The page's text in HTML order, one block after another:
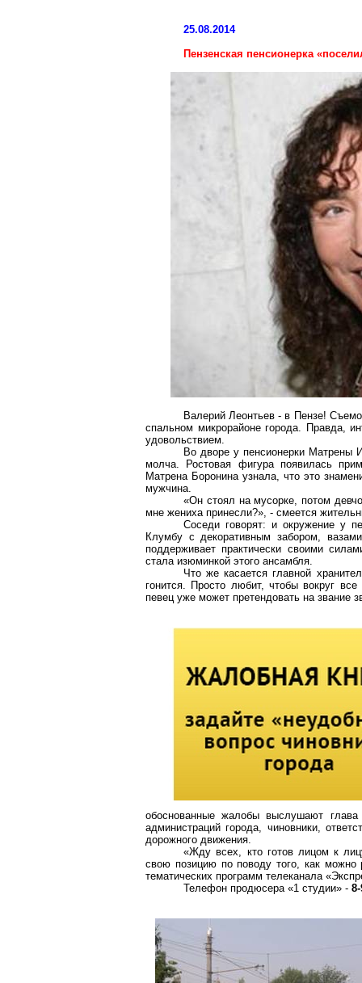
25.08.2014
Пензенская пенсионерка
Валерий Леонтьев - в Пензе!
спальном микрорайоне города. Правда,
удовольствием.
Во дворе у пенсионерки Матрены
молча. Ростовая фигура появилась
Матрена Боронинаузнала, что это
мужчина.
«Он стоял намусорке, потом
мне жениха принесли?», - смеется
Соседи говорят: и окружение у
Клумбу с декоративным забором,
поддерживает практически своими
стала изюминкой этого ансамбля.
Что же касается главной
гонится. Просто любит, чтобы вокруг
певец уже может претендовать на звание
обоснованные жалобы выслушают
администраций города, чиновники,
дорожного движения.
«Жду всех, кто готов лицом к
свою позицию по поводу того, как можно
тематических программ телеканала
Телефон продюсера «1 студии» -